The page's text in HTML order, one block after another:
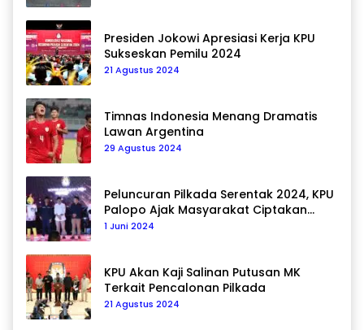
Presiden Jokowi Apresiasi Kerja KPU
Sukseskan Pemilu 2024
21 Agustus 2024
Timnas Indonesia Menang Dramatis
Lawan Argentina
29 Agustus 2024
Peluncuran Pilkada Serentak 2024, KPU
Palopo Ajak Masyarakat Ciptakan
Pilkada Damai
1 Juni 2024
KPU Akan Kaji Salinan Putusan MK
Terkait Pencalonan Pilkada
21 Agustus 2024